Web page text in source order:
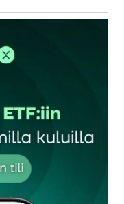
kautta
vaikka saattoikin
nykyiset